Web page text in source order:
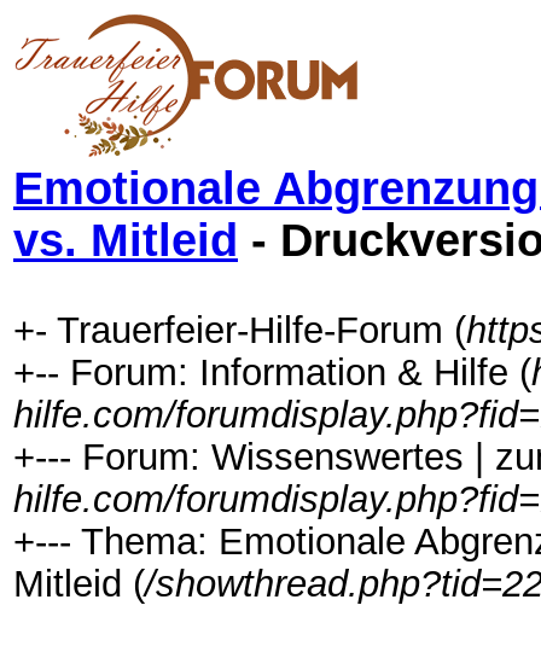
Emotionale
vs. Mitleid -
+- Trauerfeier-Hilfe-Forum (
+-- Forum: Information & Hilfe (
hilfe.com/
+--- Forum: Wissenswertes |
hilfe.com/
+--- Thema: Emotionale
Mitleid (/